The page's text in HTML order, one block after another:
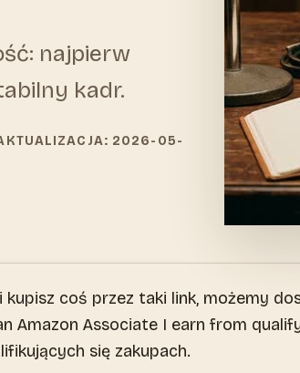
najpierw
kadr.
2026-05-
coś przez taki link, możemy
Amazon Associate I earn from
się zakupach.